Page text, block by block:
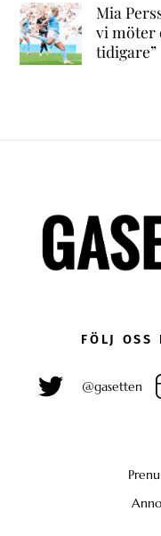
Mia
vi möter
tidigare”
FÖLJ OSS
@gasetten